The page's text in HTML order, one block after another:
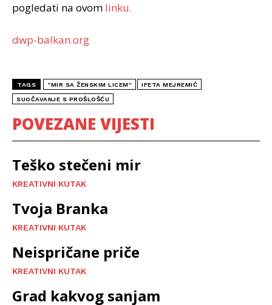
pogledati na ovom linku.
dwp-balkan.org
TAGS “MIR SA ŽENSKIM LICEM” IFETA MEJREMIĆ
SUOČAVANJE S PROŠLOŠĆU
POVEZANE VIJESTI
Teško stečeni mir
KREATIVNI KUTAK
Tvoja Branka
KREATIVNI KUTAK
Neispričane priče
KREATIVNI KUTAK
Grad kakvog sanjam